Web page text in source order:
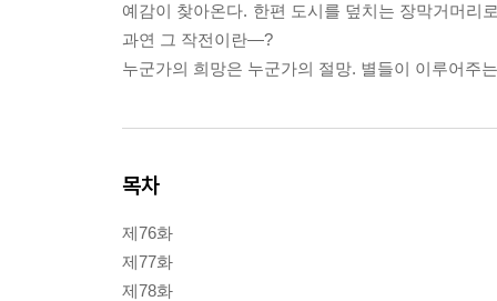
예감이 찾아온다. 한편 도시를 덮치는 장막거머리
과연 그 작전이란―?
누군가의 희망은 누군가의 절망. 별들이 이루어주
목차
제76화
제77화
제78화